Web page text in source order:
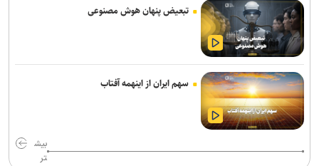
تردد روان در محور‌های شمالی کشور/ محور بندرعباس–لار مسدود است
وزیر راه و شهرسازی: رسانه‌ها در صیانت از حقیقت و انسجام ملی نقشی
بی‌بدیل دارند
سفر تهیه کنید
وزیر نیرو: مصرف برق از روند خطی به رشد شتابان رسیده است/ ۱۵۰
تبعیض پنهان هوش مصنوعی
سهم ایران از اینهمه آفتاب
بیش
تر